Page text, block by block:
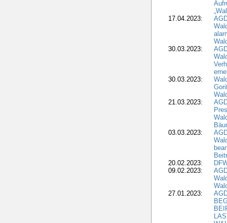
17.04.2023:
30.03.2023:
30.03.2023:
21.03.2023:
03.03.2023:
20.02.2023:
09.02.2023:
27.01.2023: